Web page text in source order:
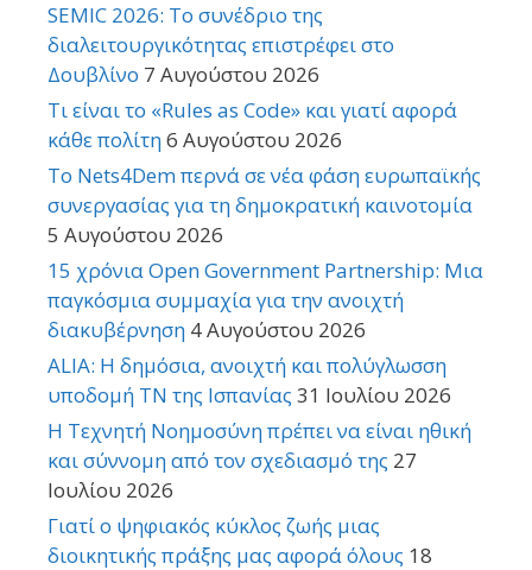
SEMIC 2026: Το συνέδριο της
διαλειτουργικότητας επιστρέφει στο
Δουβλίνο 7 Αυγούστου 2026
Τι είναι το «Rules as Code» και γιατί αφορά
κάθε πολίτη6 Αυγούστου 2026
Το Nets4Dem περνά σε νέα φάση ευρωπαϊκής
συνεργασίας για τη δημοκρατική καινοτομία
5 Αυγούστου 2026
15 χρόνια Open Government Partnership: Μια
παγκόσμια συμμαχία για την ανοιχτή
διακυβέρνηση 4 Αυγούστου 2026
ALIA: Η δημόσια, ανοιχτή και πολύγλωσση
υποδομή ΤΝ της Ισπανίας 31 Ιουλίου 2026
Η Τεχνητή Νοημοσύνη πρέπει να είναι ηθική
και σύννομη από τον σχεδιασμό της 27
Ιουλίου 2026
Γιατί ο ψηφιακός κύκλος ζωής μιας
διοικητικής πράξης μας αφορά όλους 18